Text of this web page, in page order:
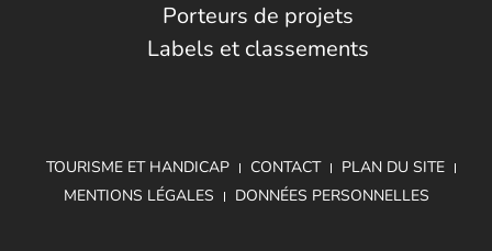
Porteurs de projets
Labels et classements
TOURISME ET HANDICAP CONTACT
PLAN DU SITE
MENTIONS LÉGALES
DONNÉES PERSONNELLES